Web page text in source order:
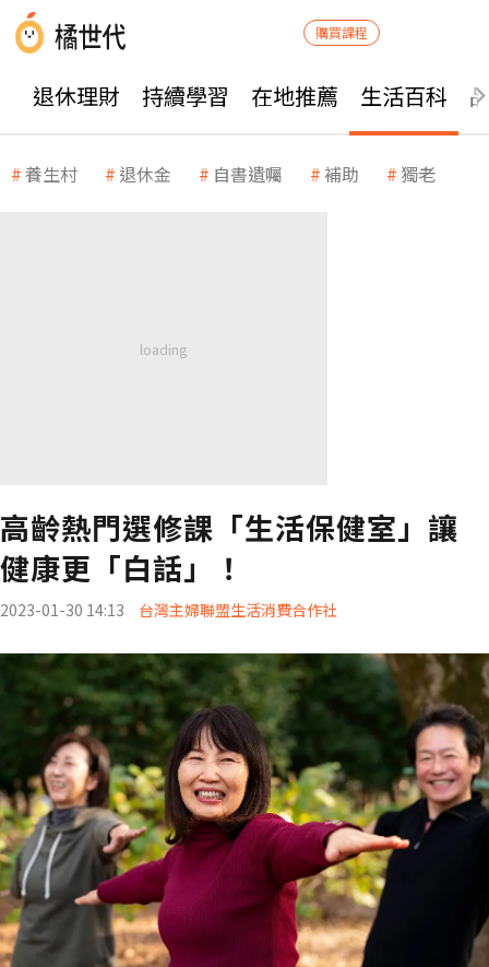
購買課程
退休理財 持續學習 在地推薦 生活百科
養生村 退休金 自書遺囑 補助 獨老
高齡熱門選修課「生活保健室」讓
健康更「白話」！
2023-01-30 14:13 台灣主婦聯盟生活消費合作社